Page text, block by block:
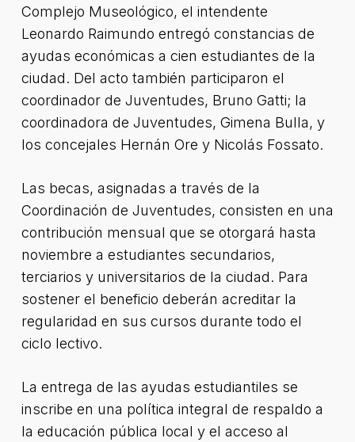
Complejo Museológico, el intendente
Leonardo Raimundo entregó constancias de
ayudas económicas a cien estudiantes de la
ciudad. Del acto también participaron el
coordinador de Juventudes, Bruno Gatti; la
coordinadora de Juventudes, Gimena Bulla, y
los concejales Hernán Ore y Nicolás Fossato.
Las becas, asignadas a través de la
Coordinación de Juventudes, consisten en una
contribución mensual que se otorgará hasta
noviembre a estudiantes secundarios,
terciarios y universitarios de la ciudad. Para
sostener el beneficio deberán acreditar la
regularidad en sus cursos durante todo el
ciclo lectivo.
La entrega de las ayudas estudiantiles se
inscribe en una política integral de respaldo a
la educación pública local y el acceso al